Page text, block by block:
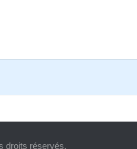
droits réservés.